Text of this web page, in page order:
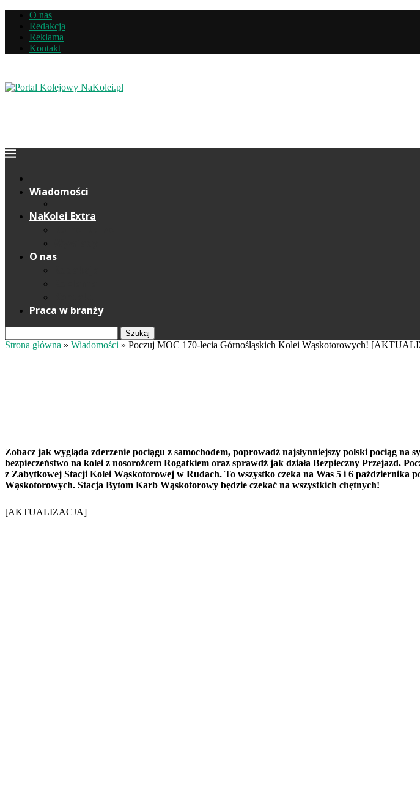
O nas
Redakcja
Reklama
Kontakt
Wiadomości
NaKolei Extra
O nas
Praca w branży
Szukaj
Strona główna » Wiadomości » Poczuj MOC 170-lecia Górnośląskich Kolei Wąskotorowych!
Zobacz jak wygląda zderzenie pociągu z samochodem, poprowadź najsłynniejszy polski pociąg na
bezpieczeństwo na kolei z nosorożcem Rogatkiem oraz sprawdź jak działa Bezpieczny Przejazd.
z Zabytkowej Stacji Kolei Wąskotorowej w Rudach. To wszystko czeka na Was 5 i 6 października
Wąskotorowych. Stacja Bytom Karb Wąskotorowy będzie czekać na wszystkich chętnych!
[AKTUALIZACJA]